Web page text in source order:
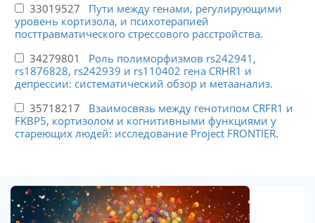
33019527 Пути между генами, регулирующими
уровень кортизола, и психотерапией
посттравматического стрессового расстройства.
34279801 Роль полиморфизмов rs242941,
rs1876828, rs242939 и rs110402 гена CRHR1 и
депрессии: систематический обзор и метаанализ.
35718217 Взаимосвязь между генотипом CRFR1 и
FKBP5, кортизолом и когнитивными функциями у
стареющих людей: исследование Project FRONTIER.